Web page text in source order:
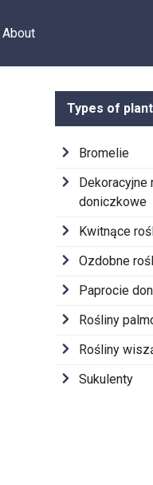
About
Types of
Bromelie
doniczkowe
Kwitnące
Ozdobne
Paprocie
Rośliny
Rośliny
Sukulenty